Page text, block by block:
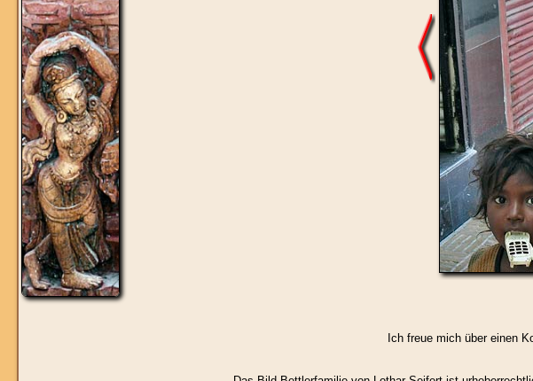
Ich freue mich über einen